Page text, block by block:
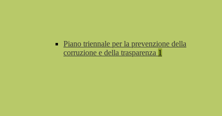
Piano triennale per la prevenzione della
corruzione e della trasparenza 1